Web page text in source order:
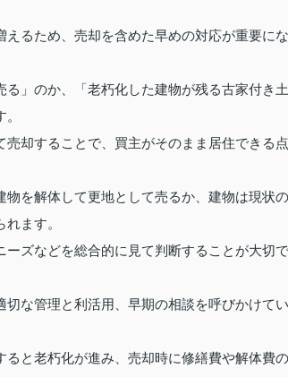
るため、売却を含めた早めの対応が重要にな
」のか、「老朽化した建物が残る古家付き土
却することで、買主がそのまま居住できる点
を解体して更地として売るか、建物は現状の
ます。
ズなどを総合的に見て判断することが大切で
な管理と利活用、早期の相談を呼びかけてい
と老朽化が進み、売却時に修繕費や解体費の